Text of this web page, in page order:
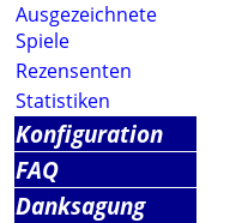
Ausgezeichnete
Spiele
Rezensenten
Statistiken
Konfiguration
FAQ
Danksagung